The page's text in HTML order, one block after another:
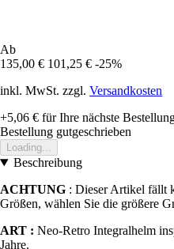
Ab
135,00 € 101,25 € -25%
inkl. MwSt. zzgl. Versandkosten
+5,06 € für Ihre nächste
Bestellung gutgeschrieben
Loading...
Beschreibung
ACHTUNG : Dieser Artikel fällt
Größen, wählen Sie die größere
ART : Neo-Retro Integralhelm
Jahre.